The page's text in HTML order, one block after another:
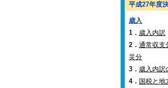
平成27年度
歳入
1． 歳入内訳
2． 通常収支
災分
3． 歳入内訳
4． 国税と地